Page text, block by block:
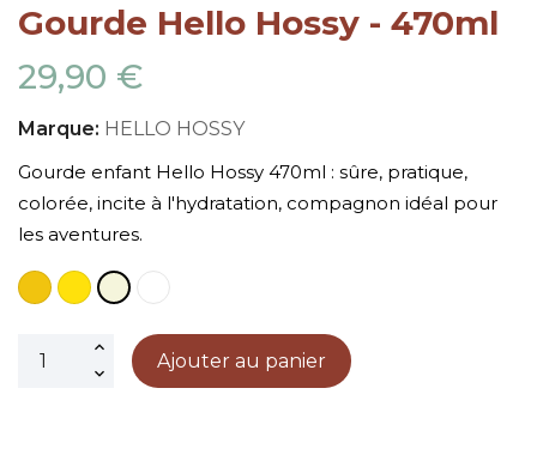
Gourde Hello Hossy - 470ml
29,90 €
Marque: HELLO HOSSY
Gourde enfant Hello Hossy 470ml : sûre, pratique,
colorée, incite à l'hydratation, compagnon idéal pour
les aventures.
JauneSafranBeige
Ajouter au panier